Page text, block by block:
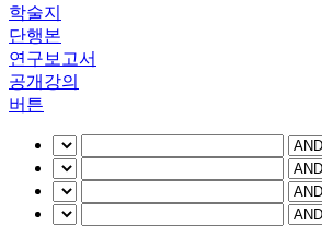
학술지
단행본
연구보고서
공개강의
버튼